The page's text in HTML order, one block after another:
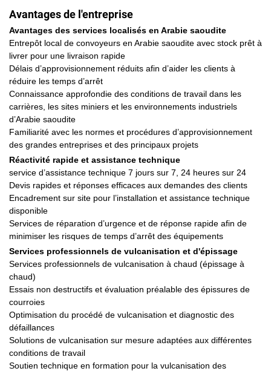
Avantages de l'entreprise
Avantages des services localisés en Arabie saoudite
Entrepôt local de convoyeurs en Arabie saoudite avec stock prêt à
livrer pour une livraison rapide
Délais d’approvisionnement réduits afin d’aider les clients à
réduire les temps d’arrêt
Connaissance approfondie des conditions de travail dans les
carrières, les sites miniers et les environnements industriels
d’Arabie saoudite
Familiarité avec les normes et procédures d’approvisionnement
des grandes entreprises et des principaux projets
Réactivité rapide et assistance technique
service d’assistance technique 7 jours sur 7, 24 heures sur 24
Devis rapides et réponses efficaces aux demandes des clients
Encadrement sur site pour l’installation et assistance technique
disponible
Services de réparation d’urgence et de réponse rapide afin de
minimiser les risques de temps d’arrêt des équipements
Services professionnels de vulcanisation et d'épissage
Services professionnels de vulcanisation à chaud (épissage à
chaud)
Essais non destructifs et évaluation préalable des épissures de
courroies
Optimisation du procédé de vulcanisation et diagnostic des
défaillances
Solutions de vulcanisation sur mesure adaptées aux différentes
conditions de travail
Soutien technique en formation pour la vulcanisation des